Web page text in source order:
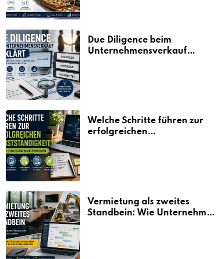
Due Diligence beim
Unternehmensverkauf
Welche Schritte führen zur
erfolgreichen
Vermietung als zweites
Standbein: Wie Unternehmen